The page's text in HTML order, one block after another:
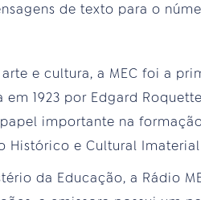
de texto para o
e cultura, a MEC foi a
1923 por Edgard
importante na
Histórico e Cultural
da Educação, a Rádio